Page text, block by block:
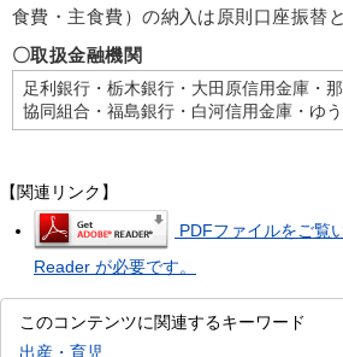
食費・主食費）の納入は原則口座振替
〇取扱金融機関
足利銀行・栃木銀行・大田原信用金庫・
協同組合・福島銀行・白河信用金庫・ゆ
【関連リンク】
PDFファイルをご覧
Reader が必要です。
このコンテンツに関連するキーワード
出産・育児